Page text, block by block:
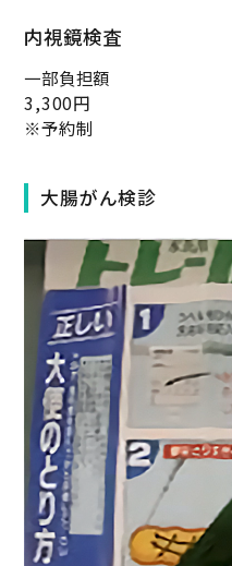
内視鏡検査
一部負担額
3,300円
※予約制
大腸がん検診